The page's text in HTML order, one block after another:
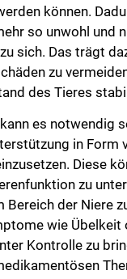
können.
so unwohl und
sich. Das trägt
zu
des Tieres
es notwendig
in Form
Diese
zu
Bereich der Niere
wie Übelkeit
Kontrolle zu